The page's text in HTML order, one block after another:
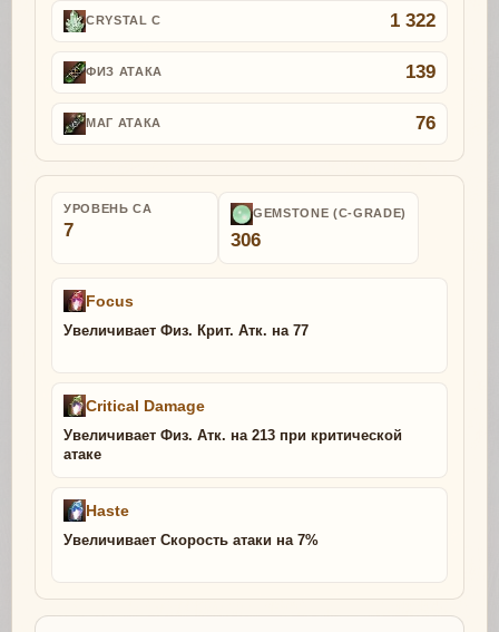
CRYSTAL C 1 322
ФИЗ АТАКА 139
МАГ АТАКА 76
УРОВЕНЬ СА
7
GEMSTONE (C-GRADE)
306
Focus
Увеличивает Физ. Крит. Атк. на 77
Critical Damage
Увеличивает Физ. Атк. на 213 при критической
атаке
Haste
Увеличивает Скорость атаки на 7%